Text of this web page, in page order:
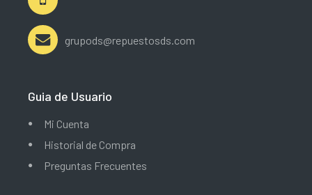
grupods@repuestosds.com
Guia de Usuario
Mi Cuenta
Historial de Compra
Preguntas Frecuentes